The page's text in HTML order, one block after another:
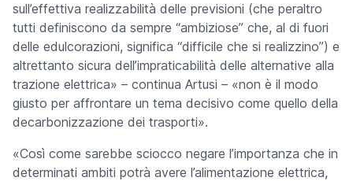
sull’effettiva realizzabilità delle previsioni (che peraltro
tutti definiscono da sempre “ambiziose” che, al di fuori
delle edulcorazioni, significa “difficile che si realizzino”) e
altrettanto sicura dell’impraticabilità delle alternative alla
trazione elettrica» – continua Artusi – «non è il modo
giusto per affrontare un tema decisivo come quello della
decarbonizzazione dei trasporti».
«Così come sarebbe sciocco negare l’importanza che in
determinati ambiti potrà avere l’alimentazione elettrica,